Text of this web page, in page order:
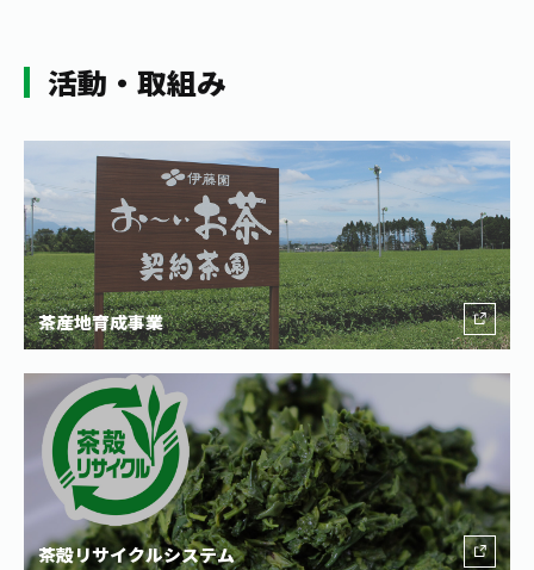
活動・取組み
茶産地育成事業
茶殻リサイクルシステム